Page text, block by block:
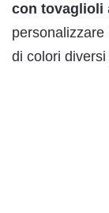
con tovaglioli
di colori